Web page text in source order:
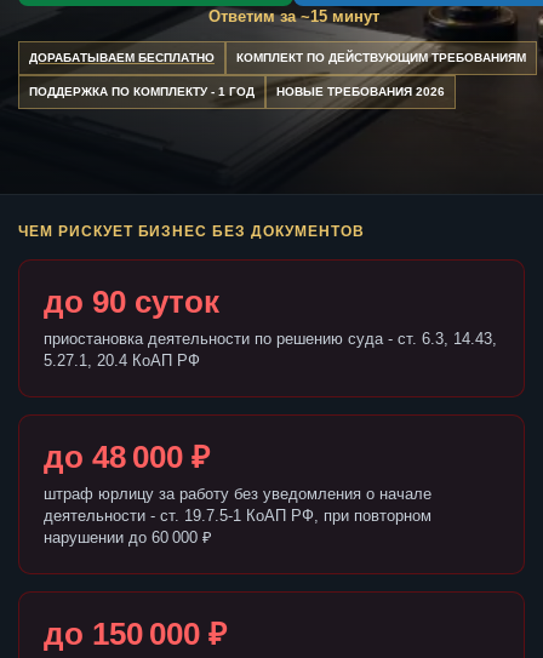
Ответим за ~15 минут
ДОРАБАТЫВАЕМ БЕСПЛАТНО КОМПЛЕКТ ПО ДЕЙСТВУЮЩИМ ТРЕБОВАНИЯМ
ПОДДЕРЖКА ПО КОМПЛЕКТУ - 1 ГОД НОВЫЕ ТРЕБОВАНИЯ 2026
ЧЕМ РИСКУЕТ БИЗНЕС БЕЗ ДОКУМЕНТОВ
до 90 суток
приостановка деятельности по решению суда - ст. 6.3, 14.43,
5.27.1, 20.4 КоАП РФ
до 48 000 ₽
штраф юрлицу за работу без уведомления о начале
деятельности - ст. 19.7.5-1 КоАП РФ, при повторном
нарушении до 60 000 ₽
до 150 000 ₽